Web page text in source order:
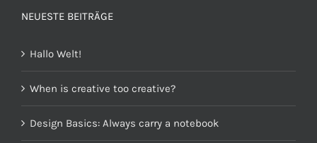
NEUESTE BEITRÄGE
Hallo Welt!
When is creative too creative?
Design Basics: Always carry a notebook